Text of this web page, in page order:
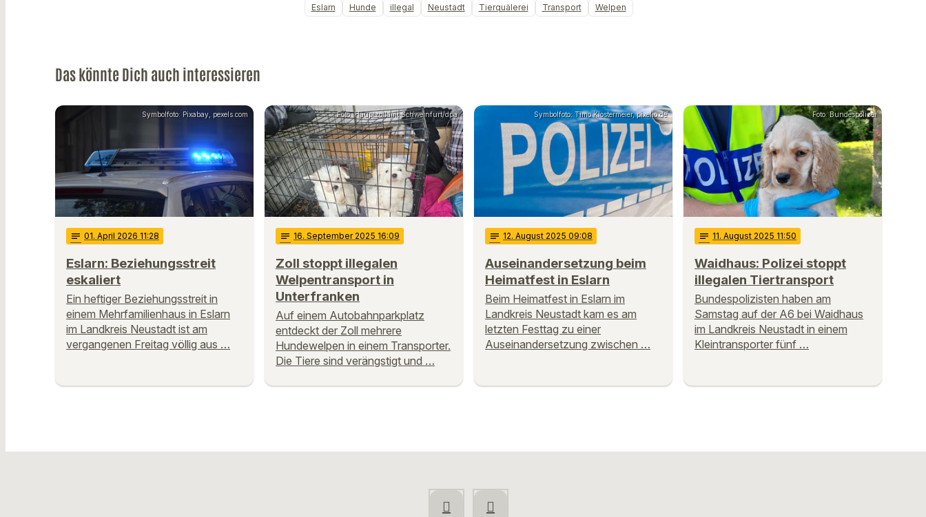
Eslarn Hunde illegal Neustadt Tierquälerei Transport Welpen
Das könnte Dich auch interessieren
Symbolfoto: Pixabay, pexels.com
notes 01. April 2026 11:28
Eslarn: Beziehungsstreit
eskaliert
Ein heftiger Beziehungsstreit in
einem Mehrfamilienhaus in Eslarn
im Landkreis Neustadt ist am
vergangenen Freitag völlig aus …
Foto: Hauptzollamt Schweinfurt/dpa
notes 16. September 2025 16:09
Zoll stoppt illegalen
Welpentransport in
Unterfranken
Auf einem Autobahnparkplatz
entdeckt der Zoll mehrere
Hundewelpen in einem Transporter.
Die Tiere sind verängstigt und …
Symbolfoto: Timo Klostermeier, pixelio.de
notes 12. August 2025 09:08
Auseinandersetzung beim
Heimatfest in Eslarn
Beim Heimatfest in Eslarn im
Landkreis Neustadt kam es am
letzten Festtag zu einer
Auseinandersetzung zwischen …
Foto: Bundespolizei
notes 11. August 2025 11:50
Waidhaus: Polizei stoppt
illegalen Tiertransport
Bundespolizisten haben am
Samstag auf der A6 bei Waidhaus
im Landkreis Neustadt in einem
Kleintransporter fünf …